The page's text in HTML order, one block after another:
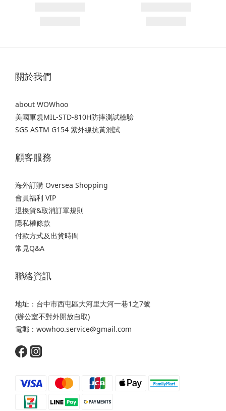
關於我們
about WOWhoo
美國軍規MIL-STD-810H防摔測試檢驗
SGS ASTM G154 紫外線抗黃測試
顧客服務
海外訂購 Oversea Shopping
會員福利 VIP
退換貨&取消訂單規則
隱私權條款
付款方式及出貨時間
常見Q&A
聯絡資訊
地址：台中市西屯區大河里大河一巷1之7號
(辦公室不對外開放自取)
電郵：wowhoo.service@gmail.com